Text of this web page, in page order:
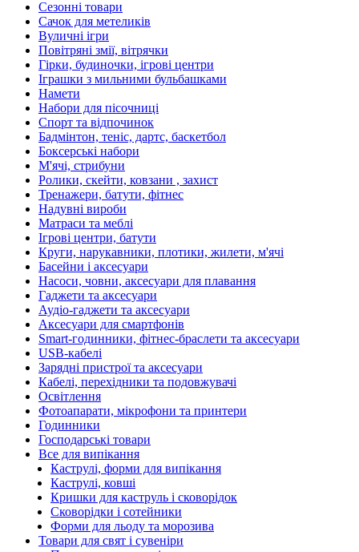
Сезонні товари
Сачок для метеликів
Вуличні ігри
Повітряні змії, вітрячки
Гірки, будиночки, ігрові центри
Іграшки з мильними бульбашками
Намети
Набори для пісочниці
Спорт та відпочинок
Бадмінтон, теніс, дартс, баскетбол
Боксерські набори
М'ячі, стрибуни
Ролики, скейти, ковзани , захист
Тренажери, батути, фітнес
Надувні вироби
Матраси та меблі
Ігрові центри, батути
Круги, нарукавники, плотики, жилети, м'ячі
Басейни і аксесуари
Насоси, човни, аксесуари для плавання
Гаджети та аксесуари
Аудіо-гаджети та аксесуари
Аксесуари для смартфонів
Smart-годинники, фітнес-браслети та аксесуари
USB-кабелі
Зарядні пристрої та аксесуари
Кабелі, перехідники та подовжувачі
Освітлення
Фотоапарати, мікрофони та принтери
Годинники
Господарські товари
Все для випікання
Каструлі, форми для випікання
Каструлі, ковші
Кришки для каструль і сковорідок
Сковорідки і сотейники
Форми для льоду та морозива
Товари для свят і сувеніри